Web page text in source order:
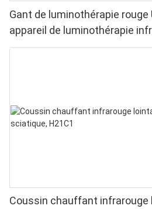
Gant de luminothérapie rouge
appareil de luminothérapie
pour soulager les douleurs
Coussin chauffant infrarouge